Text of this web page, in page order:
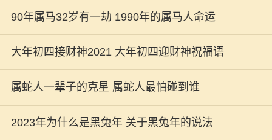
90年属马32岁有一劫 1990年的属马人命运
大年初四接财神2021 大年初四迎财神祝福语
属蛇人一辈子的克星 属蛇人最怕碰到谁
2023年为什么是黑兔年 关于黑兔年的说法